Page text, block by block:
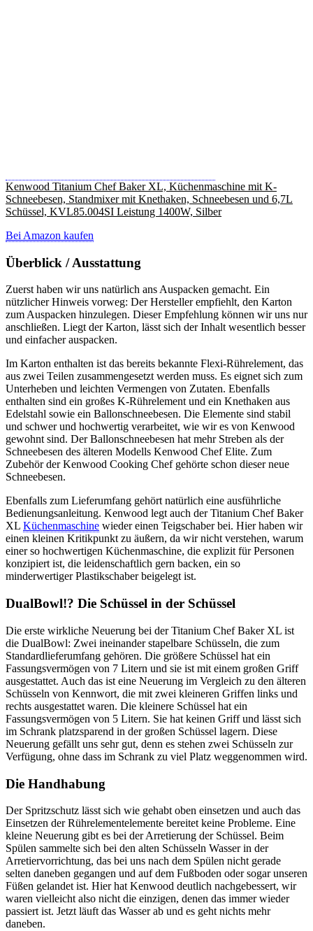
Kenwood Titanium Chef Baker XL, Küchenmaschine mit K-
Schneebesen, Standmixer mit Knethaken, Schneebesen und 6,7L
Schüssel, KVL85.004SI Leistung 1400W, Silber
Bei Amazon kaufen
Überblick / Ausstattung
Zuerst haben wir uns natürlich ans Auspacken gemacht. Ein
nützlicher Hinweis vorweg: Der Hersteller empfiehlt, den Karton
zum Auspacken hinzulegen. Dieser Empfehlung können wir uns nur
anschließen. Liegt der Karton, lässt sich der Inhalt wesentlich besser
und einfacher auspacken.
Im Karton enthalten ist das bereits bekannte Flexi-Rührelement, das
aus zwei Teilen zusammengesetzt werden muss. Es eignet sich zum
Unterheben und leichten Vermengen von Zutaten. Ebenfalls
enthalten sind ein großes K-Rührelement und ein Knethaken aus
Edelstahl sowie ein Ballonschneebesen. Die Elemente sind stabil
und schwer und hochwertig verarbeitet, wie wir es von Kenwood
gewohnt sind. Der Ballonschneebesen hat mehr Streben als der
Schneebesen des älteren Modells Kenwood Chef Elite. Zum
Zubehör der Kenwood Cooking Chef gehörte schon dieser neue
Schneebesen.
Ebenfalls zum Lieferumfang gehört natürlich eine ausführliche
Bedienungsanleitung. Kenwood legt auch der Titanium Chef Baker
XL Küchenmaschine wieder einen Teigschaber bei. Hier haben wir
einen kleinen Kritikpunkt zu äußern, da wir nicht verstehen, warum
einer so hochwertigen Küchenmaschine, die explizit für Personen
konzipiert ist, die leidenschaftlich gern backen, ein so
minderwertiger Plastikschaber beigelegt ist.
DualBowl!? Die Schüssel in der Schüssel
Die erste wirkliche Neuerung bei der Titanium Chef Baker XL ist
die DualBowl: Zwei ineinander stapelbare Schüsseln, die zum
Standardlieferumfang gehören. Die größere Schüssel hat ein
Fassungsvermögen von 7 Litern und sie ist mit einem großen Griff
ausgestattet. Auch das ist eine Neuerung im Vergleich zu den älteren
Schüsseln von Kennwort, die mit zwei kleineren Griffen links und
rechts ausgestattet waren. Die kleinere Schüssel hat ein
Fassungsvermögen von 5 Litern. Sie hat keinen Griff und lässt sich
im Schrank platzsparend in der großen Schüssel lagern. Diese
Neuerung gefällt uns sehr gut, denn es stehen zwei Schüsseln zur
Verfügung, ohne dass im Schrank zu viel Platz weggenommen wird.
Die Handhabung
Der Spritzschutz lässt sich wie gehabt oben einsetzen und auch das
Einsetzen der Rührelementelemente bereitet keine Probleme. Eine
kleine Neuerung gibt es bei der Arretierung der Schüssel. Beim
Spülen sammelte sich bei den alten Schüsseln Wasser in der
Arretiervorrichtung, das bei uns nach dem Spülen nicht gerade
selten daneben gegangen und auf dem Fußboden oder sogar unseren
Füßen gelandet ist. Hier hat Kenwood deutlich nachgebessert, wir
waren vielleicht also nicht die einzigen, denen das immer wieder
passiert ist. Jetzt läuft das Wasser ab und es geht nichts mehr
daneben.